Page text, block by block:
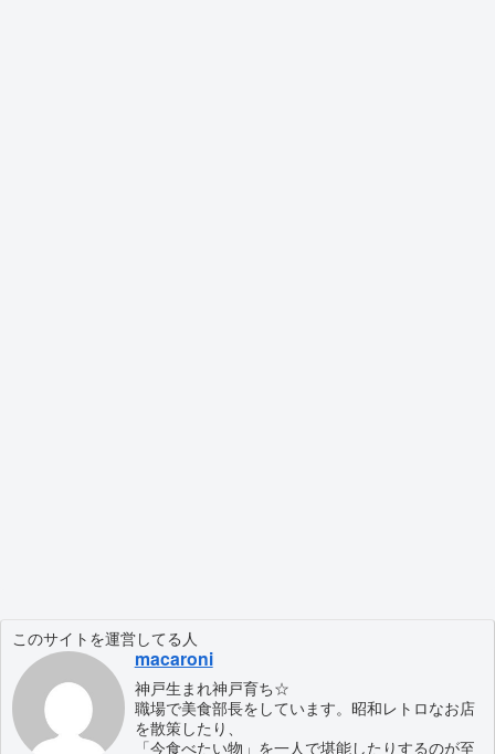
このサイトを運営してる人
macaroni
神戸生まれ神戸育ち☆
職場で美食部長をしています。昭和レトロなお店
を散策したり、
「今食べたい物」を一人で堪能したりするのが至